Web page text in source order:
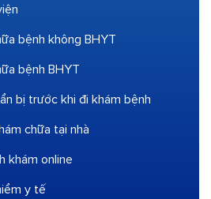
bệnh không BHYT
bệnh BHYT
bị trước khi đi khám bệnh
chữa tại nhà
khám online
y tế